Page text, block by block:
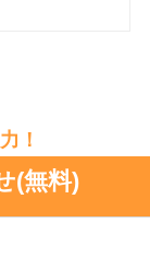
！
(無料)